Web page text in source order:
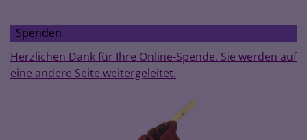
Spenden
Herzlichen Dank für Ihre Online-Spende. Sie werden auf
eine andere Seite weitergeleitet.